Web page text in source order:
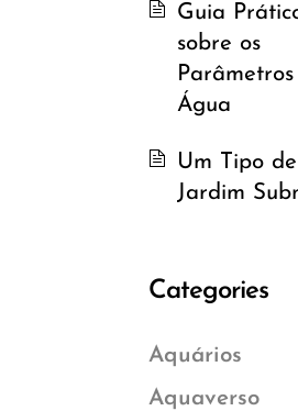
Guia
sobre os
Água
Um Tipo de
Jardim
Categories
Aquários
Aquaverso